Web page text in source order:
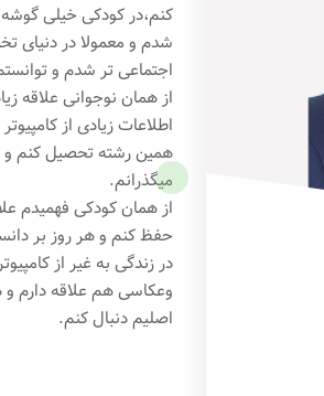
کنم،در کودکی خیلی
شدم و معمولا در دنیای
اجتماعی تر شدم و
از همان نوجوانی علاقه
اطلاعات زیادی از
همین رشته تحصیل کنم و
میگذرانم.
از همان کودکی فهمیدم
حفظ کنم و هر روز بر
در زندگی به غیر از
وعکاسی هم علاقه دارم
اصلیم دنبال کنم.